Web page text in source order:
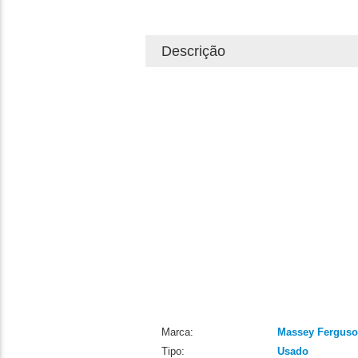
Descrição
Marca:
Massey
Tipo:
Usado